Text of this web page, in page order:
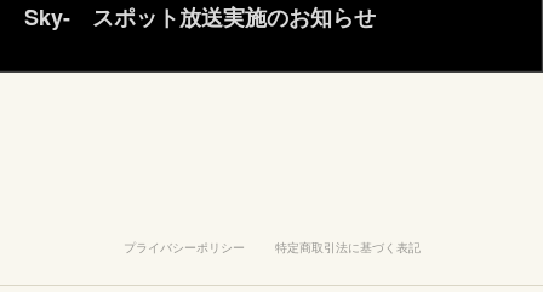
Sky- スポット放送実施のお知らせ
プライバシーポリシー 特定商取引法に基づく表記